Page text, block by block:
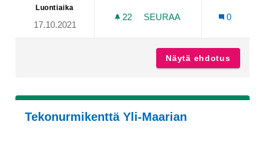
Luontiaika
17.10.2021
22 22 SEURAAJAA
SEURAA
0
Näytä ehdotus
Tekonurmikenttä Yli-Maarian